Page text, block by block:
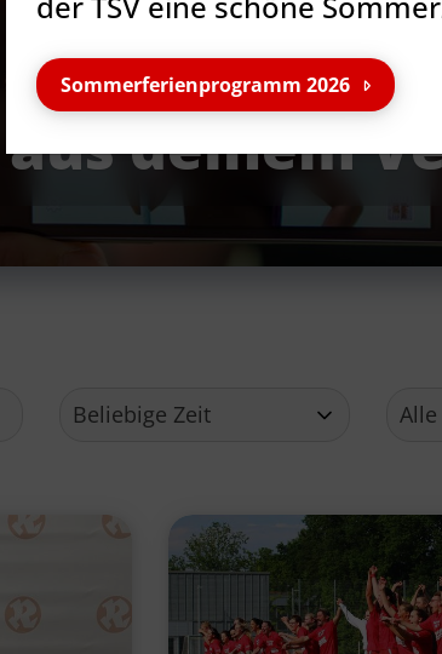
deinem
Service
Downloads
Mitglied werden
Satzung
Sommerferienprogramm 2026